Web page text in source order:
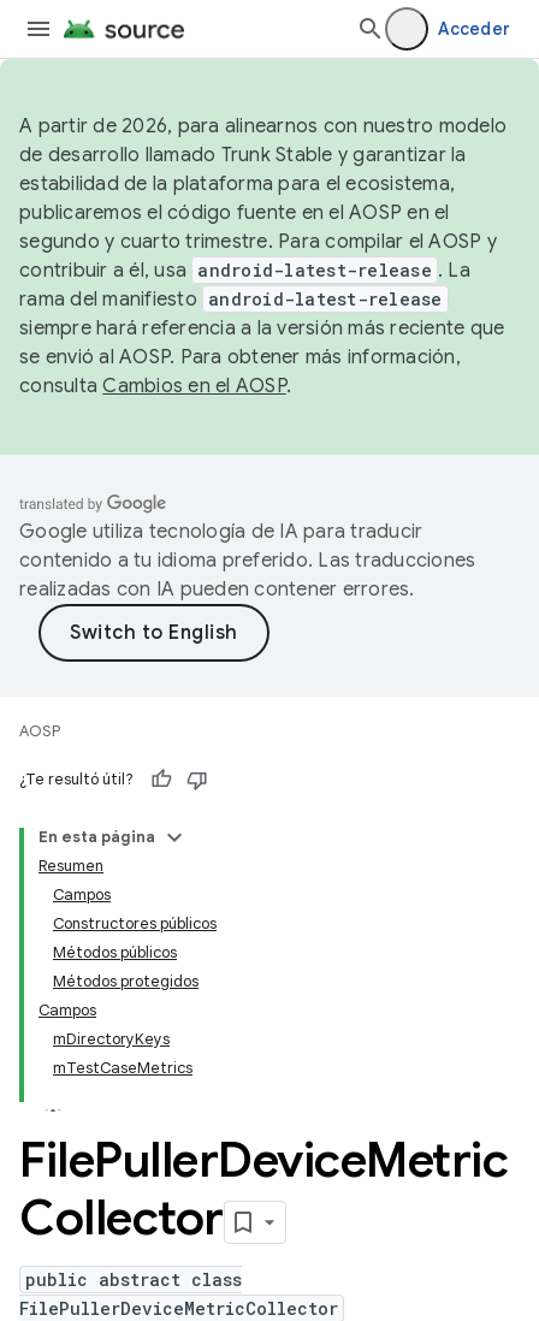
Acceder
A partir de 2026, para alinearnos con nuestro modelo
de desarrollo llamado Trunk Stable y garantizar la
estabilidad de la plataforma para el ecosistema,
publicaremos el código fuente en el AOSP en el
segundo y cuarto trimestre. Para compilar el AOSP y
contribuir a él, usa android-latest-release . La
rama del manifiesto android-latest-release
siempre hará referencia a la versión más reciente que
se envió al AOSP. Para obtener más información,
consultaCambios en el AOSP.
Google utiliza tecnología de IA para traducir
contenido a tu idioma preferido. Las traducciones
realizadas con IA pueden contener errores.
AOSP
¿Te resultó útil?
En esta página
Resumen
Campos
Constructores públicos
Métodos públicos
Métodos protegidos
Campos
mDirectoryKeys
mTestCaseMetrics
FilePullerDeviceMetric
Collector
public abstract class
FilePullerDeviceMetricCollector